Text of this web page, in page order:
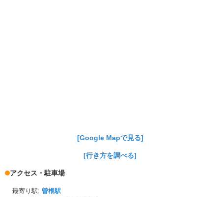
[Google Mapで見る]
[行き方を調べる]
アクセス・駐車場
最寄り駅: 曽根駅